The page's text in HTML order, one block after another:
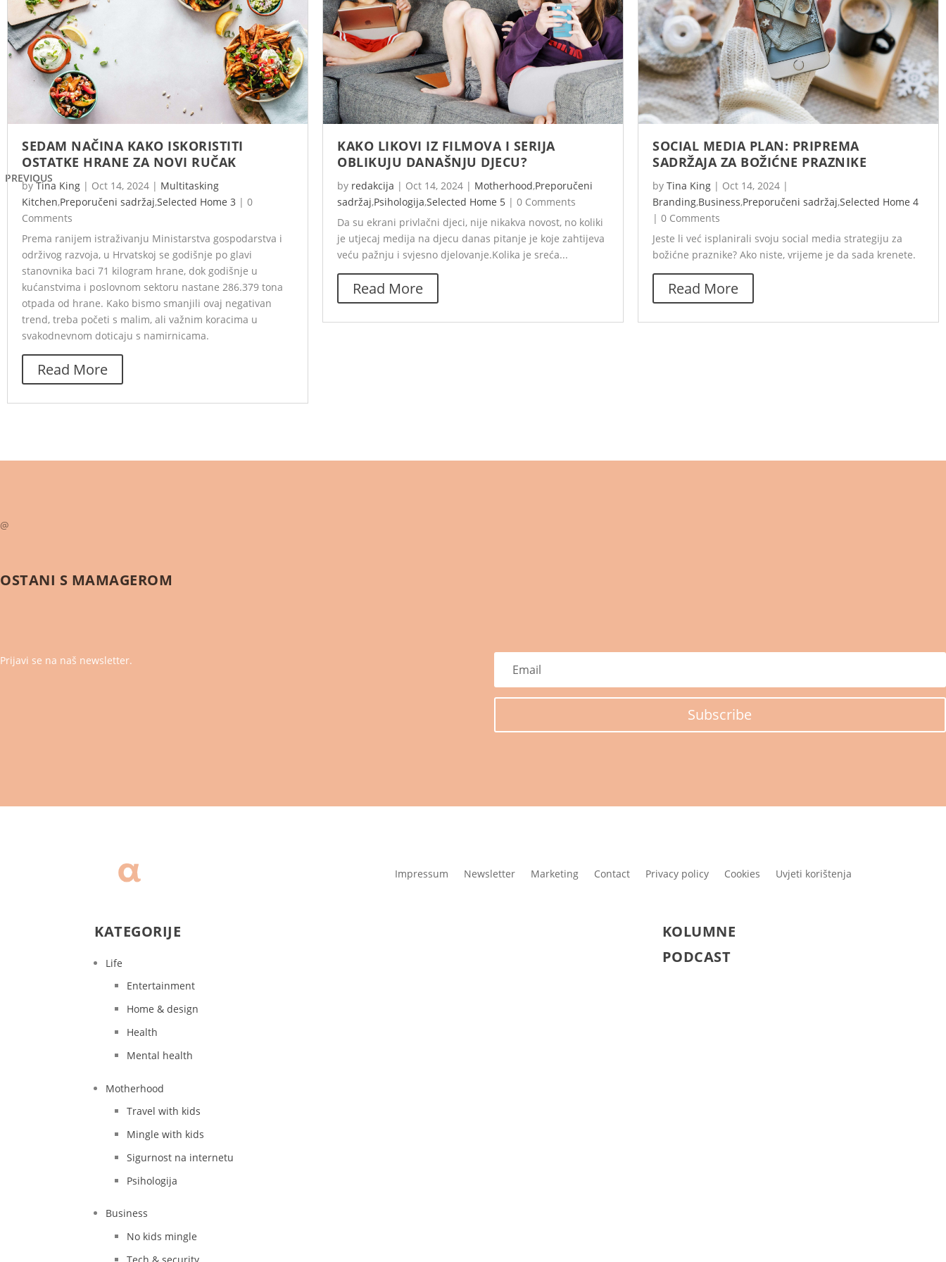
PREVIOUS
SEDAM NAČINA KAKO ISKORISTITI
OSTATKE HRANE ZA NOVI RUČAK
by Tina King | Oct 14, 2024 | Multitasking
Kitchen,Preporučeni sadržaj,Selected Home 3 | 0
Comments
Prema ranijem istraživanju Ministarstva gospodarstva i
održivog razvoja, u Hrvatskoj se godišnje po glavi
stanovnika baci 71 kilogram hrane, dok godišnje u
kućanstvima i poslovnom sektoru nastane 286.379 tona
otpada od hrane. Kako bismo smanjili ovaj negativan
trend, treba početi s malim, ali važnim koracima u
svakodnevnom doticaju s namirnicama.
Read More
KAKO LIKOVI IZ FILMOVA I SERIJA
OBLIKUJU DANAŠNJU DJECU?
by redakcija | Oct 14, 2024 | Motherhood,Preporučeni
sadržaj,Psihologija,Selected Home 5 | 0 Comments
Da su ekrani privlačni djeci, nije nikakva novost, no koliki
je utjecaj medija na djecu danas pitanje je koje zahtijeva
veću pažnju i svjesno djelovanje.Kolika je sreća...
Read More
SOCIAL MEDIA PLAN: PRIPREMA
SADRŽAJA ZA BOŽIĆNE PRAZNIKE
by Tina King | Oct 14, 2024 |
Branding,Business,Preporučeni sadržaj,Selected Home 4
| 0 Comments
Jeste li već isplanirali svoju social media strategiju za
božićne praznike? Ako niste, vrijeme je da sada krenete.
Read More
@
OSTANI S MAMAGEROM
Prijavi se na naš newsletter.
Subscribe
Impressum Newsletter Marketing Contact Privacy policy Cookies Uvjeti korištenja
KATEGORIJE
Life
Entertainment
Home & design
Health
Mental health
Motherhood
Travel with kids
Mingle with kids
Sigurnost na internetu
Psihologija
Business
No kids mingle
KOLUMNE
PODCAST